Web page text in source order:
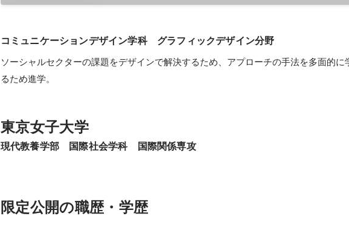
コミュニケーションデザイン学科　グラフィックデザイン分野
ソーシャルセクターの課題をデザインで解決するため、アプローチの手法を多面的に
るため進学。
東京女子大学
現代教養学部　国際社会学科　国際関係専攻
限定公開の職歴・学歴